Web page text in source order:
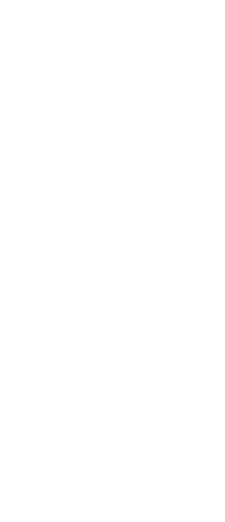
Báo chí - Bộ Văn hóa Thông tin
tiến Du lịch Tỉnh Lâm Đồng